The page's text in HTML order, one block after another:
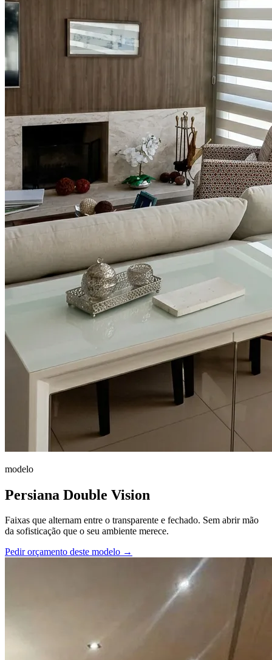
modelo
Persiana Double Vision
Faixas que alternam entre o transparente e fechado. Sem abrir mão
da sofisticação que o seu ambiente merece.
Pedir orçamento deste modelo →